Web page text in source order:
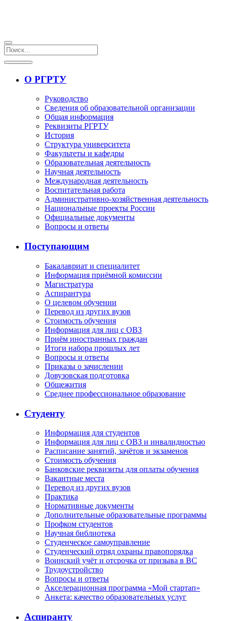
О РГРТУ
Руководство
Сведения об образовательной организации
Общая информация
Реквизиты РГРТУ
История
Структура университета
Факультеты и кафедры
Образовательная деятельность
Научная деятельность
Международная деятельность
Воспитательная работа
Административно-хозяйственная деятельность
Национальные проекты России
Официальные документы
Вопросы и ответы
Поступающим
Бакалавриат и специалитет
Информация приёмной комиссии
Магистратура
Аспирантура
О целевом обучении
Перевод из других вузов
Стоимость обучения
Информация для лиц с ОВЗ
Приём иностранных граждан
Итоги набора прошлых лет
Вопросы и ответы
Приказы о зачислении
Довузовская подготовка
Общежития
Среднее профессиональное образование
Студенту
Информация для студентов
Информация для лиц с ОВЗ и инвалидностью
Расписание занятий, зачётов и экзаменов
Стоимость обучения
Банковские реквизиты для оплаты обучения
Вакантные места
Перевод из других вузов
Практика
Нормативные документы
Дополнительные образовательные программы
Профком студентов
Научная библиотека
Студенческое самоуправление
Студенческий отряд охраны правопорядка
Воинский учёт и отсрочка от призыва в ВС
Трудоустройство
Вопросы и ответы
Акселерационная программа «Мой стартап»
Анкета: качество образовательных услуг
Аспиранту